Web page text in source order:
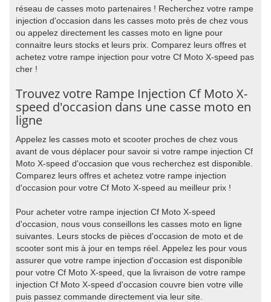
réseau de casses moto partenaires ! Recherchez votre rampe
injection d'occasion dans les casses moto près de chez vous
ou appelez directement les casses moto en ligne pour
connaitre leurs stocks et leurs prix. Comparez leurs offres et
achetez votre rampe injection pour votre Cf Moto X-speed pas
cher !
Trouvez votre Rampe Injection Cf Moto X-
speed d'occasion dans une casse moto en
ligne
Appelez les casses moto et scooter proches de chez vous
avant de vous déplacer pour savoir si votre rampe injection Cf
Moto X-speed d'occasion que vous recherchez est disponible.
Comparez leurs offres et achetez votre rampe injection
d'occasion pour votre Cf Moto X-speed au meilleur prix !
Pour acheter votre rampe injection Cf Moto X-speed
d'occasion, nous vous conseillons les casses moto en ligne
suivantes. Leurs stocks de pièces d'occasion de moto et de
scooter sont mis à jour en temps réel. Appelez les pour vous
assurer que votre rampe injection d'occasion est disponible
pour votre Cf Moto X-speed, que la livraison de votre rampe
injection Cf Moto X-speed d'occasion couvre bien votre ville
puis passez commande directement via leur site.